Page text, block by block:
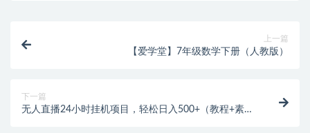
上一篇
【爱学堂】7年级数学下册（人教版）
下一篇
无人直播24小时挂机项目，轻松日入500+（教程+素材